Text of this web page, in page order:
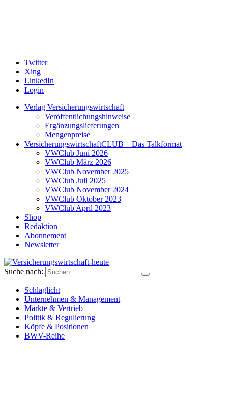
Twitter
Xing
LinkedIn
Login
Verlag Versicherungswirtschaft
Veröffentlichungshinweise
Ergänzungslieferungen
Mengenpreise
VersicherungswirtschaftCLUB – Das Talkformat
VWClub Juni 2026
VWClub März 2026
VWClub November 2025
VWClub Juli 2025
VWClub November 2024
VWClub Oktober 2023
VWClub April 2023
Shop
Redaktion
Abonnement
Newsletter
Versicherungswirtschaft-heute
Suche nach:
Schlaglicht
Unternehmen & Management
Märkte & Vertrieb
Politik & Regulierung
Köpfe & Positionen
BWV-Reihe